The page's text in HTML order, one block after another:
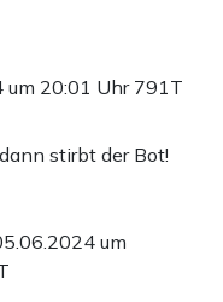
um 20:01 Uhr 791T
stirbt der Bot!
um